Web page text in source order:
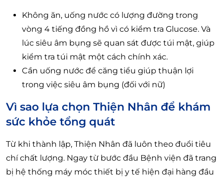
Không ăn, uống nước có lượng đường trong
vòng 4 tiếng đồng hồ vì có kiểm tra Glucose. Và
lúc siêu âm bụng sẽ quan sát được túi mật, giúp
kiểm tra túi mật một cách chính xác.
Cần uống nước để căng tiểu giúp thuận lợi
trong việc siêu âm bụng (đối với nữ)
Vì sao lựa chọn Thiện Nhân để khám
sức khỏe tổng quát
Từ khi thành lập, Thiện Nhân đã luôn theo đuổi tiêu
chí chất lượng. Ngay từ bước đầu Bệnh viện đã trang
bị hệ thống máy móc thiết bị y tế hiện đại hàng đầu